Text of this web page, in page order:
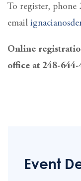
Event
To register,
email
Online
office at 248-644-